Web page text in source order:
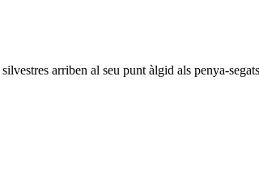
arriben al seu punt àlgid als penya-